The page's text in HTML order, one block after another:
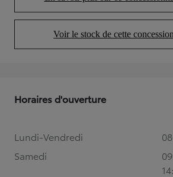
(Opens in new
Voir le stock de cette concession
(Opens in new
Horaires d'ouverture
Lundi-Vendredi
Samedi